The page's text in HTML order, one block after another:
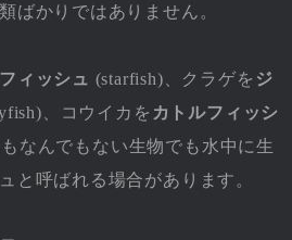
ばかりではありません。
ィッシュ (starfish)、クラゲを ジ
、コウイカを カトルフィッシ
なんでもない生物でも水中に生
と呼ばれる場合があります。